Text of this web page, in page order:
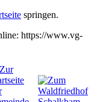
springen.
https://www.vg-